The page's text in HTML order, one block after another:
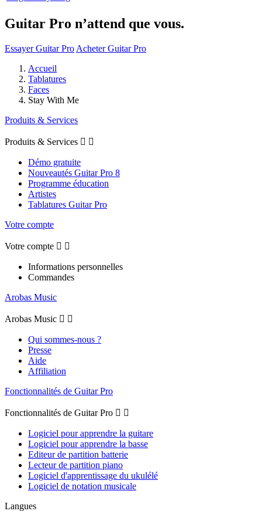
Guitar Pro n’attend que vous.
Essayer Guitar Pro Acheter Guitar Pro
Accueil
Tablatures
Faces
Stay With Me
Produits & Services
Produits & Services  
Démo gratuite
Nouveautés Guitar Pro 8
Programme éducation
Artistes
Tablatures Guitar Pro
Votre compte
Votre compte  
Informations personnelles
Commandes
Arobas Music
Arobas Music  
Qui sommes-nous ?
Presse
Aide
Affiliation
Fonctionnalités de Guitar Pro
Fonctionnalités de Guitar Pro  
Logiciel pour apprendre la guitare
Logiciel pour apprendre la basse
Editeur de partition batterie
Lecteur de partition piano
Logiciel d'apprentissage du ukulélé
Logiciel de notation musicale
Langues